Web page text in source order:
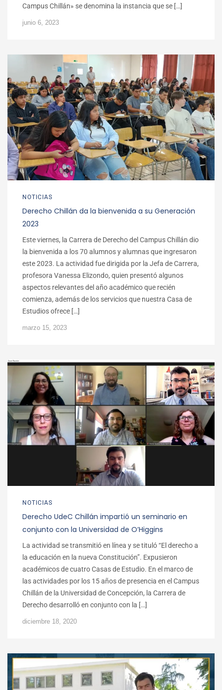
Campus Chillán» se denomina la instancia que se […]
junio 6, 2023
NOTICIAS
Derecho Chillán da la bienvenida a su Generación
2023
Este viernes, la Carrera de Derecho del Campus Chillán dio
la bienvenida a los 70 alumnos y alumnas que ingresaron
este 2023. La actividad fue dirigida por la Jefa de Carrera,
profesora Vanessa Elizondo, quien presentó algunos
aspectos relevantes del año académico que recién
comienza, además de los servicios que nuestra Casa de
Estudios ofrece […]
marzo 15, 2023
NOTICIAS
Derecho UdeC Chillán impartió un seminario en
conjunto con la Universidad de O’Higgins
La actividad se transmitió en línea y se tituló “El derecho a
la educación en la nueva Constitución”. Expusieron
académicos de cuatro Casas de Estudio. En el marco de
las actividades por los 15 años de presencia en el Campus
Chillán de la Universidad de Concepción, la Carrera de
Derecho desarrolló en conjunto con la […]
diciembre 18, 2020